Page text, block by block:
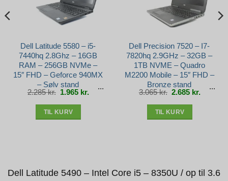
Dell Latitude 5580 – i5-
7440hq 2.8Ghz – 16GB
RAM – 256GB NVMe –
15″ FHD – Geforce 940MX
– Sølv stand
2.285kr. Den
oprindelige
pris
1.965 kr. Den
aktuelle
pris
TIL KURV
Dell Precision 7520 – I7-
7820hq 2.9GHz – 32GB –
1TB NVME – Quadro
M2200 Mobile – 15″ FHD –
Bronze stand
3.065kr. Den
oprindelige
pris
2.685 kr. Den
aktuelle
pris
TIL KURV
Dell Latitude 5490 – Intel Core i5 – 8350U / op til 3.6